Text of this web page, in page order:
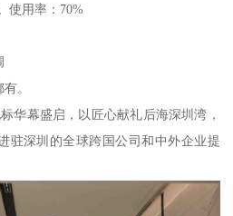
使用率：70%
。
华幕盛启，以匠心献礼后海深圳湾，
驻深圳的全球跨国公司和中外企业提